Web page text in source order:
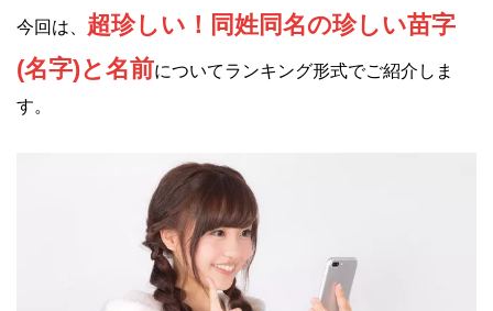
今回は、 超珍しい！同姓同名の珍しい苗字
(名字)と名前についてランキング形式でご紹介しま
す。